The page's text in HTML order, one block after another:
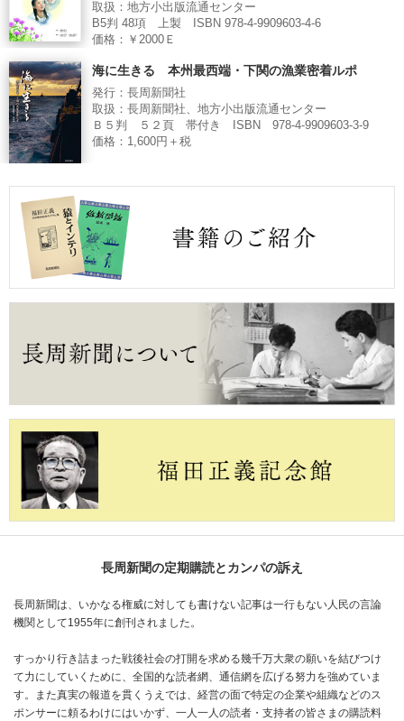
取扱：地方小出版流通センター
B5判 48項 上製 ISBN 978-4-9909603-4-6
価格：￥2000Ｅ
海に生きる 本州最西端・下関の漁業密着ルポ
発行：長周新聞社
取扱：長周新聞社、地方小出版流通センター
Ｂ５判 ５２頁 帯付き ISBN 978-4-9909603-3-9
価格：1,600円＋税
長周新聞の定期購読とカンパの訴え
長周新聞は、いかなる権威に対しても書けない記事は一行もない人民の言論
機関として1955年に創刊されました。
すっかり行き詰まった戦後社会の打開を求める幾千万大衆の願いを結びつけ
て力にしていくために、全国的な読者網、通信網を広げる努力を強めていま
す。また真実の報道を貫くうえでは、経営の面で特定の企業や組織などのス
ポンサーに頼るわけにはいかず、一人一人の読者・支持者の皆さまの購読料